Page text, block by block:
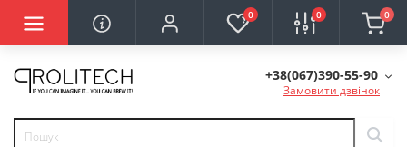
0 0 0
+38(067)390-55-90
Замовити дзвінок